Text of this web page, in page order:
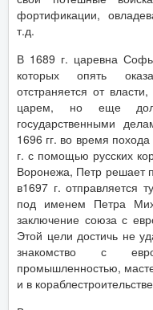
фортификации,
т.д.
В 1689 г. царевна
которых опять
отстраняется от
царем, но еще
государственными
1696 гг. во время
г. с помощью русских
Воронежа, Петр решает
в1697 г. отправляется
под именем Петра
заключение союза с
Этой цели достичь не
знакомство с
промышленностью,
и в